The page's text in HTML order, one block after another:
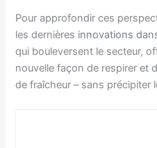
Pour approfondir ces
les dernières innovations
qui bouleversent le secteur,
nouvelle façon de respirer et
de fraîcheur – sans précipiter